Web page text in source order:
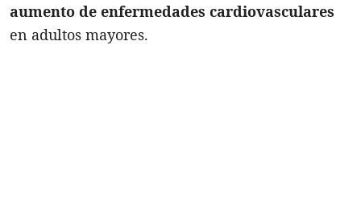
aumento de enfermedades cardiovasculares
en adultos mayores.